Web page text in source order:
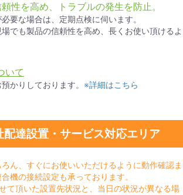
性を高め、トラブルの発生を防止。
要な場合は、定期点検に伺います。
でも製品の信頼性を高め、長くお使い頂ける
いて
かりしております。 ※詳細はこちら
配達設置・サービス対応エリア
ん、すぐにお使いいただけるように動作確認
機の接続設定も承っております。
て頂いた設置先状況と、当日の状況が異なる場